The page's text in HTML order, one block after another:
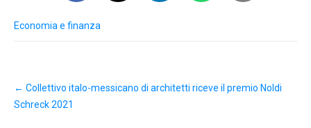
Economia e finanza
navigation
← Collettivo italo-messicano di architetti riceve il premio Noldi
Schreck 2021